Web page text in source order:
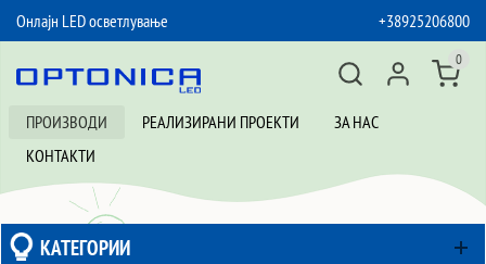
Онлајн LED осветлување
+38925206800
ПРОИЗВОДИ РЕАЛИЗИРАНИ ПРОЕКТИ
ЗА НАС
КОНТАКТИ
0
КАТЕГОРИИ